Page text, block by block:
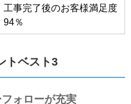
工事完了後のお客様満足度
94％
トベスト3
ォローが充実